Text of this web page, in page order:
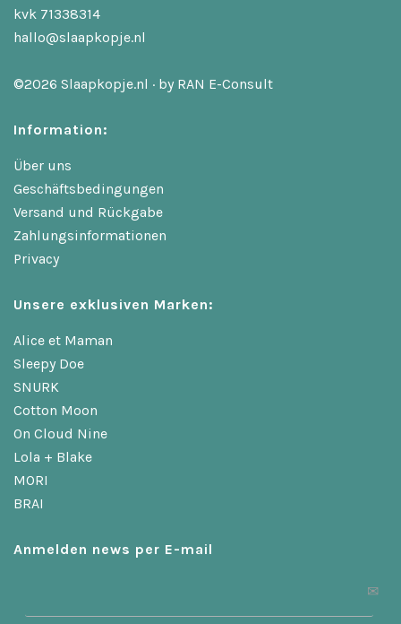
kvk 71338314
hallo@slaapkopje.nl
©2026 Slaapkopje.nl · by RAN E-Consult
Information:
Über uns
Geschäftsbedingungen
Versand und Rückgabe
Zahlungsinformationen
Privacy
Unsere exklusiven Marken:
Alice et Maman
Sleepy Doe
SNURK
Cotton Moon
On Cloud Nine
Lola + Blake
MORI
BRAI
Anmelden news per E-mail